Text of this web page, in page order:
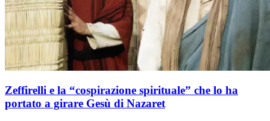
Zeffirelli e la “cospirazione spirituale” che lo ha
portato a girare Gesù di Nazaret